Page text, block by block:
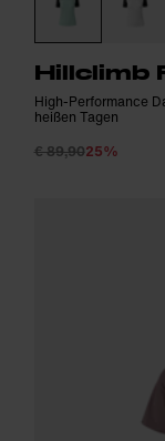
Hillclimb
High-Performance
heißen Tagen
€ 89,9025%